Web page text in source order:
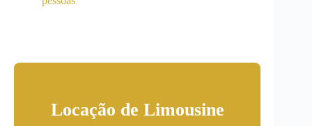
Locação de Limousine